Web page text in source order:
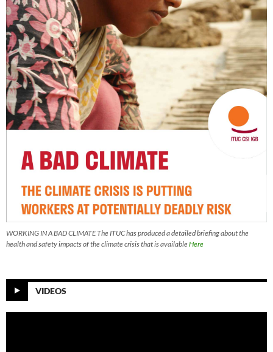
WORKING IN A BAD CLIMATE The ITUC has produced a detailed briefing about the
health and safety impacts of the climate crisis that is availableHere
VIDEOS